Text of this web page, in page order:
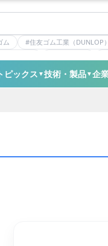
ム #住友ゴム工業（DUNLOP）
ピックス ▼技術・製品▼企